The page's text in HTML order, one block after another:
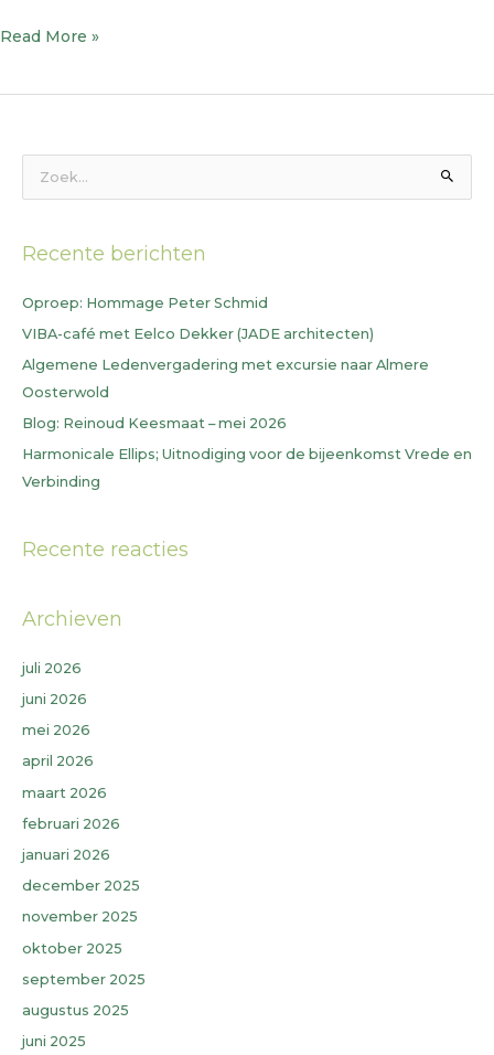
het
Read More »
k
r
Recente berichten
Oproep: Hommage Peter Schmid
VIBA-café met Eelco Dekker (JADE architecten)
Algemene Ledenvergadering met excursie naar Almere
Oosterwold
Blog: Reinoud Keesmaat – mei 2026
Harmonicale Ellips; Uitnodiging voor de bijeenkomst Vrede en
Verbinding
Recente reacties
Archieven
juli 2026
juni 2026
mei 2026
april 2026
maart 2026
februari 2026
januari 2026
december 2025
november 2025
oktober 2025
september 2025
augustus 2025
juni 2025